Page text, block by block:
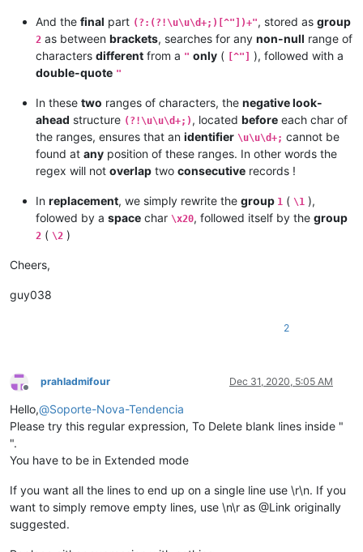
And the final part (?:(?!\u\u\d+;)[^"])+", stored as group
2 as between brackets, searches for any non-null range of
characters different from a " only ( [^"]
), followed with a
double-quote "
In these two ranges of characters, the negative look-
ahead structure (?!\u\u\d+;) , located before each char of
the ranges, ensures that an identifier \u\u\d+; cannot be
found at any position of these ranges. In other words the
regex will not overlap two consecutive records !
In replacement, we simply rewrite the group 1 ( \1 ),
folowed by a space char \x20, followed itself by the group
2 ( \2 )
Cheers,
guy038
2
Offline
prahladmifour Dec 31, 2020, 5:05 AM
Hello,@Soporte-Nova-Tendencia
Please try this regular expression, To Delete blank lines inside "
".
You have to be in Extended mode
If you want all the lines to end up on a single line use \r\n. If you
want to simply remove empty lines, use \n\r as @Link originally
suggested.